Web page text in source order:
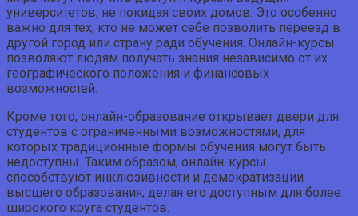
университетов, не покидая своих домов. Это особенно
важно для тех, кто не может себе позволить переезд в
другой город или страну ради обучения. Онлайн-курсы
позволяют людям получать знания независимо от их
географического положения и финансовых
возможностей.
Кроме того, онлайн-образование открывает двери для
студентов с ограниченными возможностями, для
которых традиционные формы обучения могут быть
недоступны. Таким образом, онлайн-курсы
способствуют инклюзивности и демократизации
высшего образования, делая его доступным для более
широкого круга студентов.